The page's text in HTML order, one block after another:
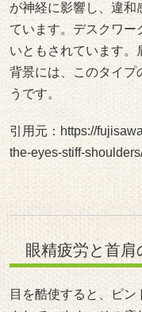
が神経に影響し、違和
ています。デスクワー
いともされています。
背景には、このタイプ
うです。
引用元： https://
the-eyes-stiff-
眼精疲労と首肩
目を酷使すると、ピ